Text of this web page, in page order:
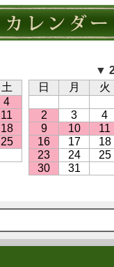
土
4
11
18
25
▼
日
月 火
2 3
4
9
10
11
16
17
18
23
24
25
30
31